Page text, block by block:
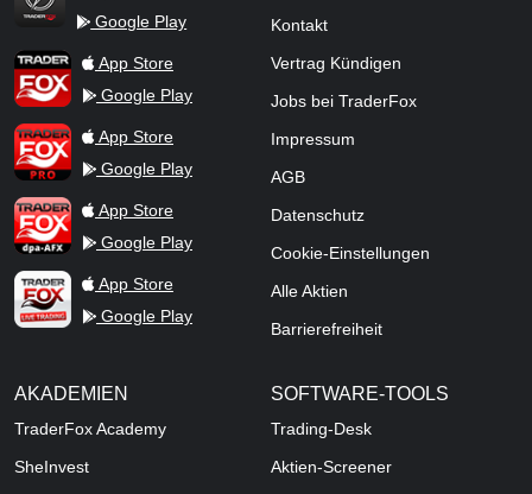
TraderFox Flash
Google Play
TraderFox AppApp Store
Google Play
TraderFox ProApp Store
Google Play
TraderFox dpa-AFX ProFeed
App Store
Google Play
TraderFox Live Trading
App Store
Google Play
Kontakt
Vertrag Kündigen
Jobs bei TraderFox
Impressum
AGB
Datenschutz
Cookie-Einstellungen
Alle Aktien
Barrierefreiheit
AKADEMIEN
TraderFox Academy
SheInvest
SOFTWARE-TOOLS
Trading-Desk
Aktien-Screener